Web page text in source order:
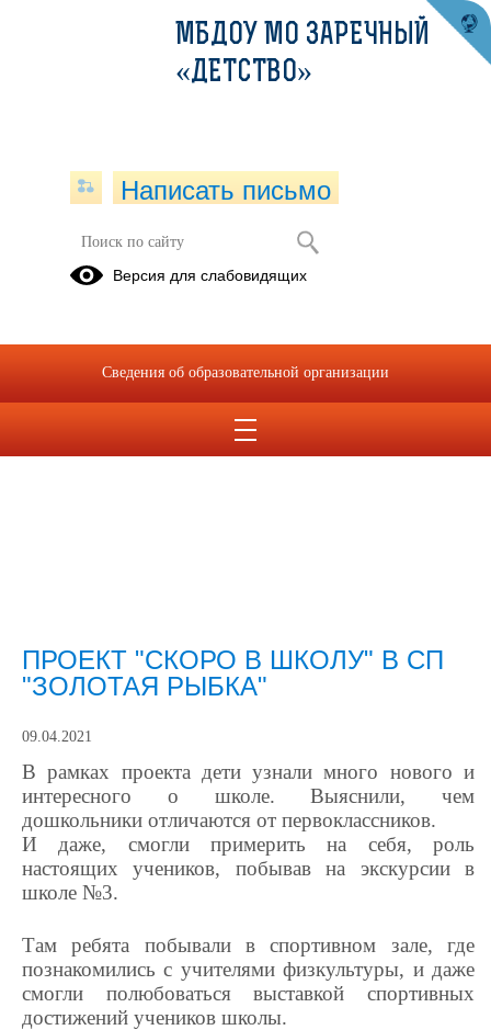
ПРОЕКТ "СКОРО В ШКОЛУ" В СП
"ЗОЛОТАЯ РЫБКА"
09.04.2021
В рамках проекта дети узнали много нового и
интересного о школе. Выяснили, чем
дошкольники отличаются от первоклассников.
И даже, смогли примерить на себя, роль
настоящих учеников, побывав на экскурсии в
школе №3.
Там ребята побывали в спортивном зале, где
познакомились с учителями физкультуры, и даже
смогли полюбоваться выставкой спортивных
достижений учеников школы.
МБДОУ МО ЗАРЕЧНЫЙ
«ДЕТСТВО»
Написать письмо
Версия для слабовидящих
Сведения об образовательной организации